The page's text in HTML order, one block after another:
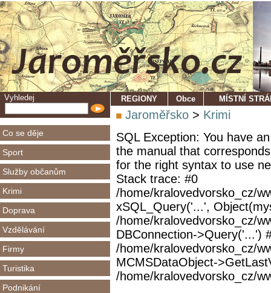
Vyhledej
Co se děje
Sport
Služby občanům
Krimi
Doprava
Vzdělávání
Firmy
Turistika
Podnikání
REGIONY Obce MÍSTNÍ
Jaroměřsko > Krimi
SQL Exception: You have
the manual that
for the right syntax to use
Stack trace: #0
/home/kralovedvorsko_cz/
xSQL_Query('...',
/home/kralovedvorsko_cz/
DBConnection->Query('...')
/home/kralovedvorsko_cz/
MCMSDataObject-
/home/kralovedvorsko_cz/